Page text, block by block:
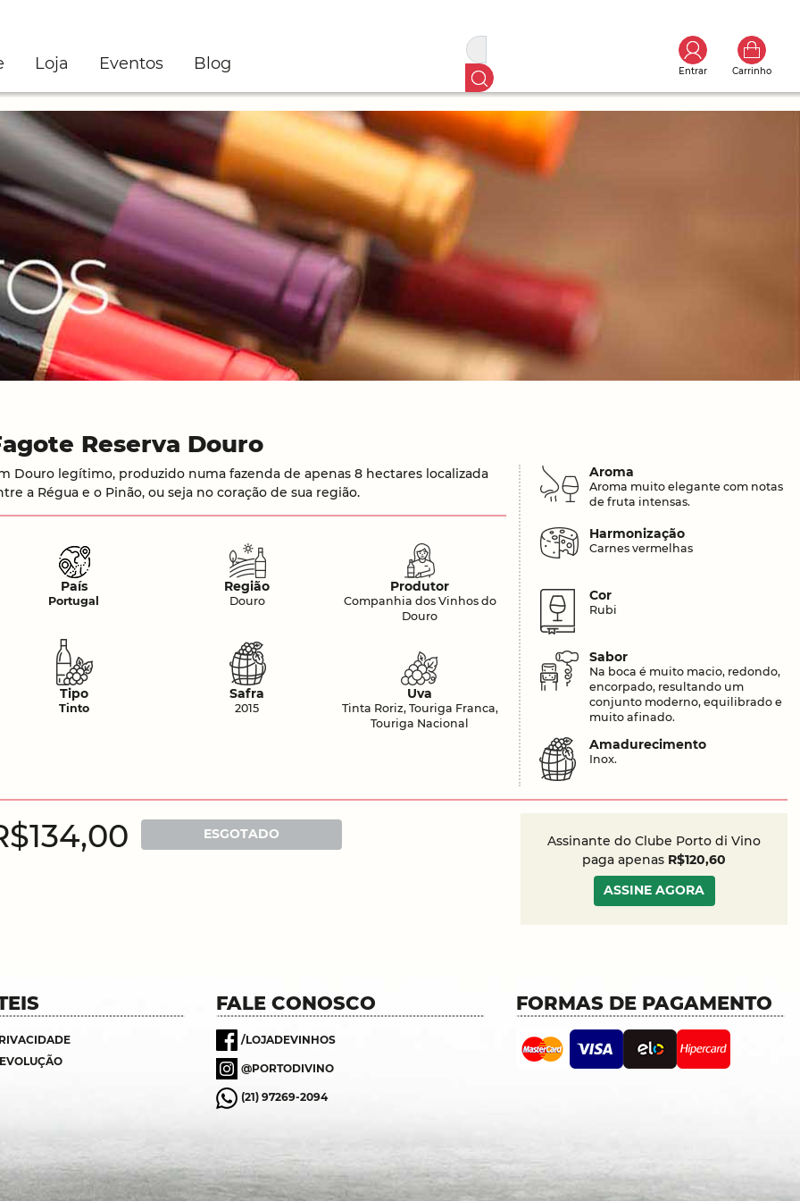
Loja Eventos Blog Entrar Carrinho
Reserva Douro
Douro legítimo, produzido numa fazenda de apenas 8 hectares localizada
a Régua e o Pinão, ou seja no coração de sua região.
País
Portugal
Região
Douro
Produtor
Companhia dos Vinhos do
Douro
Tipo
Tinto
Safra
2015
Uva
Tinta Roriz, Touriga Franca,
Touriga Nacional
Aroma
Aroma muito elegante com notas
de fruta intensas.
Harmonização
Carnes vermelhas
Cor
Rubi
Sabor
Na boca é muito macio, redondo,
encorpado, resultando um
conjunto moderno, equilibrado e
muito afinado.
Amadurecimento
Inox.
ESGOTADO
Assinante do Clube Porto di Vino
paga apenas R$120,60
ASSINE AGORA
FALE CONOSCO
/LOJADEVINHOS
@PORTODIVINO
(21) 97269-2094
FORMAS DE PAGAMENTO